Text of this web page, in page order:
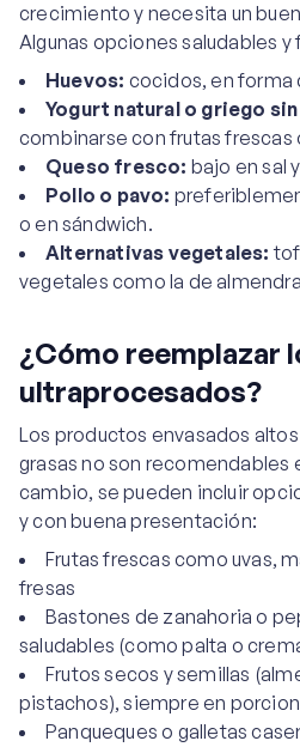
crecimiento y necesita un
Algunas opciones saludables y
Huevos: cocidos, en forma
Yogurt natural o griego
combinarse con frutas frescas
Queso fresco: bajo en sal
Pollo o pavo:
o en sándwich.
Alternativas vegetales:
vegetales como la de
¿Cómo reemplazar
ultraprocesados?
Los productos envasados
grasas no son recomendables
cambio, se pueden incluir
y con buena presentación:
Frutas frescas como uvas,
fresas
Bastones de zanahoria o
saludables (como palta o
Frutos secos y semillas
pistachos), siempre en
Panqueques o galletas